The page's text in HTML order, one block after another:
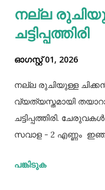
നല്ല
ചട്ടിപ്പത്തിരി
ഓഗസ്റ്റ് 01, 2026
നല്ല രുചിയുള്ള ചിക്കൻ
വ്യത്യസ്തമായി
ചട്ടിപ്പത്തിരി.
സവാള - 2 എണ്ണം
വിധം ചിക്കൻ
പങ്കിടുക